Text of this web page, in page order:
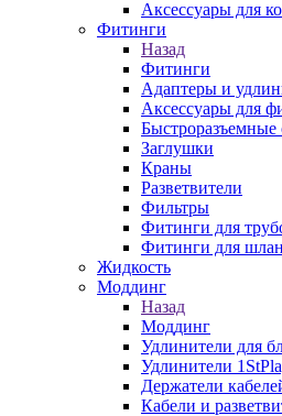
Аксессуары для
Фитинги
Назад
Фитинги
Адаптеры и
Аксессуары для
Быстроразъемные
Заглушки
Краны
Разветвители
Фильтры
Фитинги для
Фитинги для
Жидкость
Моддинг
Назад
Моддинг
Удлинители для
Удлинители
Держатели
Кабели и